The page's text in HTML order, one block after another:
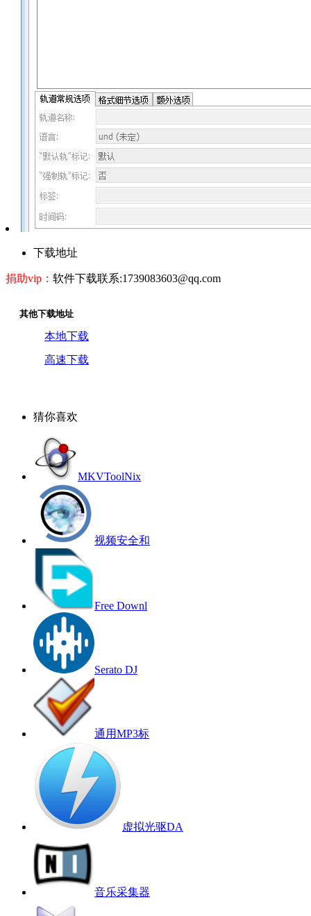
下载地址
捐助vip： 软件下载联系:1739083603@qq.com
其他下载地址
本地下载
高速下载
猜你喜欢
MKVToolNix
视频安全和
Free Downl
Serato DJ
通用MP3标
虚拟光驱DA
音乐采集器